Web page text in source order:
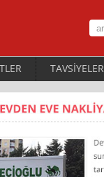
TAVSİYELER